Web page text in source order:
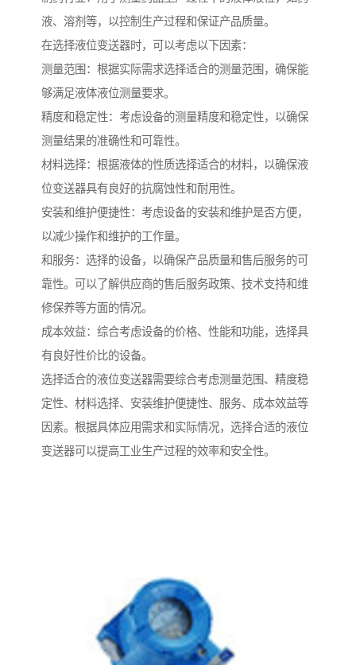
液、溶剂等，以控制生产过程和保证产品质量。
在选择液位变送器时，可以考虑以下因素：
测量范围：根据实际需求选择适合的测量范围，确保能
够满足液体液位测量要求。
精度和稳定性：考虑设备的测量精度和稳定性，以确保
测量结果的准确性和可靠性。
材料选择：根据液体的性质选择适合的材料，以确保液
位变送器具有良好的抗腐蚀性和耐用性。
安装和维护便捷性：考虑设备的安装和维护是否方便，
以减少操作和维护的工作量。
和服务：选择的设备，以确保产品质量和售后服务的可
靠性。可以了解供应商的售后服务政策、技术支持和维
修保养等方面的情况。
成本效益：综合考虑设备的价格、性能和功能，选择具
有良好性价比的设备。
选择适合的液位变送器需要综合考虑测量范围、精度稳
定性、材料选择、安装维护便捷性、服务、成本效益等
因素。根据具体应用需求和实际情况，选择合适的液位
变送器可以提高工业生产过程的效率和安全性。